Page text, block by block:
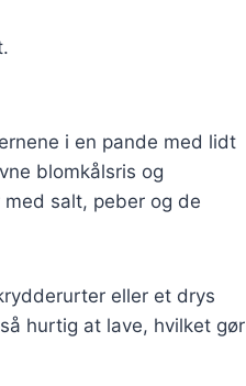
i en pande med lidt
blomkålsris og
salt, peber og de
eller et drys
hurtig at lave, hvilket gør